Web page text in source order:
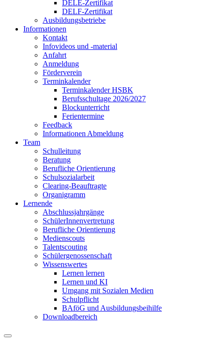
DELE-Zertifikat
DELF-Zertifikat
Ausbildungsbetriebe
Informationen
Kontakt
Infovideos und -material
Anfahrt
Anmeldung
Förderverein
Terminkalender
Terminkalender HSBK
Berufsschultage 2026/2027
Blockunterricht
Ferientermine
Feedback
Informationen Abmeldung
Team
Schulleitung
Beratung
Berufliche Orientierung
Schulsozialarbeit
Clearing-Beauftragte
Organigramm
Lernende
Abschlussjahrgänge
SchülerInnenvertretung
Berufliche Orientierung
Medienscouts
Talentscouting
Schüler­genossen­schaft
Wissenswertes
Lernen lernen
Lernen und KI
Umgang mit Sozialen Medien
Schulpflicht
BAföG und Ausbildungsbeihilfe
Downloadbereich